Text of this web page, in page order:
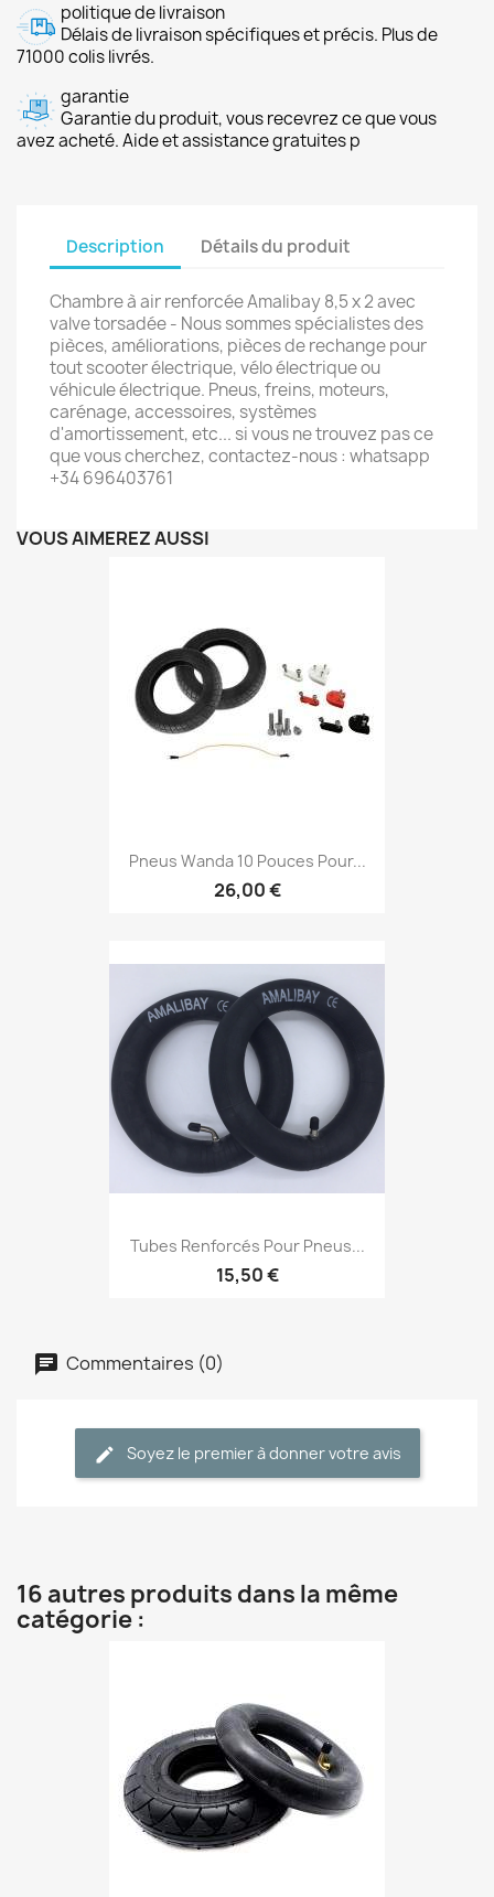
politique de livraison
Délais de livraison spécifiques et précis. Plus de
71000 colis livrés.
garantie
Garantie du produit, vous recevrez ce que vous
avez acheté. Aide et assistance gratuites p
Description Détails du produit
Chambre à air renforcée Amalibay 8,5 x 2 avec
valve torsadée - Nous sommes spécialistes des
pièces, améliorations, pièces de rechange pour
tout scooter électrique, vélo électrique ou
véhicule électrique. Pneus, freins, moteurs,
carénage, accessoires, systèmes
d'amortissement, etc... si vous ne trouvez pas ce
que vous cherchez, contactez-nous : whatsapp
+34 696403761
VOUS AIMEREZ AUSSI
Pneus Wanda 10 Pouces Pour...
26,00 €
Tubes Renforcés Pour Pneus...
15,50 €
Commentaires (0)
Soyez le premier à donner votre avis
16 autres produits dans la même
catégorie :